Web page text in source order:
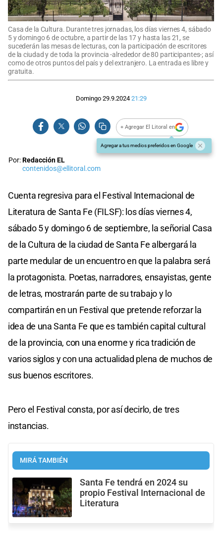
Casa de la Cultura. Durante tres jornadas, los días viernes 4, sábado
5 y domingo 6 de octubre, a partir de las 17 y hasta las 21, se
sucederán las mesas de lecturas, con la participación de escritores
de la ciudad y de toda la provincia -alrededor de 80 participantes-; así
como de otros puntos del país y del extranjero. La entrada es libre y
gratuita.
Domingo 29.9.2024 21:29
+ Agregar El Litoral en
Agregar a tus medios preferidos en Google
Por:Redacción EL
contenidos@ellitoral.com
Cuenta regresiva para el Festival Internacional de
Literatura de Santa Fe (FILSF): los días viernes 4,
sábado 5 y domingo 6 de septiembre, la señorial Casa
de la Cultura de la ciudad de Santa Fe albergará la
parte medular de un encuentro en que la palabra será
la protagonista. Poetas, narradores, ensayistas, gente
de letras, mostrarán parte de su trabajo y lo
compartirán en un Festival que pretende reforzar la
idea de una Santa Fe que es también capital cultural
de la provincia, con una enorme y rica tradición de
varios siglos y con una actualidad plena de muchos de
sus buenos escritores.
Pero el Festival consta, por así decirlo, de tres
instancias.
MIRÁ TAMBIÉN
Santa Fe tendrá en 2024 su
propio Festival Internacional de
Literatura